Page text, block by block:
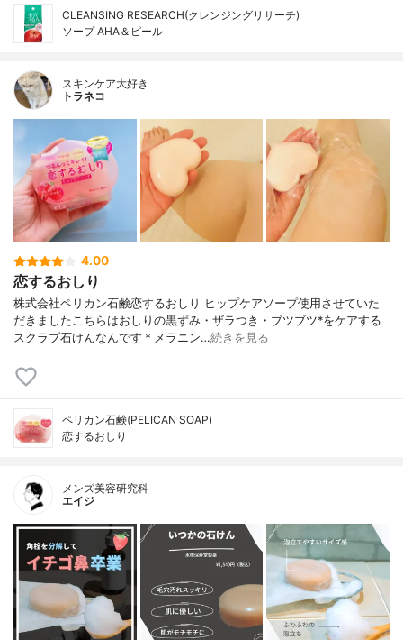
CLEANSING RESEARCH(クレンジングリサーチ)
ソープ AHA＆ピール
スキンケア大好き
トラネコ
4.00
恋するおしり
株式会社ペリカン石鹸恋するおしり ヒップケアソープ使用させていた
だきましたこちらはおしりの黒ずみ・ザラつき・ブツブツ*をケアする
スクラブ石けんなんです＊メラニン…続きを見る
ペリカン石鹸(PELICAN SOAP)
恋するおしり
メンズ美容研究科
エイジ